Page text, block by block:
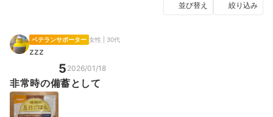
並び替え 絞り込み
ベテランサポーター 女性 | 30代
zzz
5 2026/01/18
非常時の備蓄として